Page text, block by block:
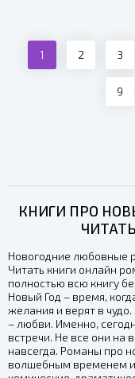
КНИГИ ПРО
Новогодние любовные
Читать книги онлайн
полностью всю книгу
Новый Год – время,
желания и верят в
– любви. Именно,
встречи. Не все они на
навсегда. Романы про
волшебным временем и
1 2 3
9